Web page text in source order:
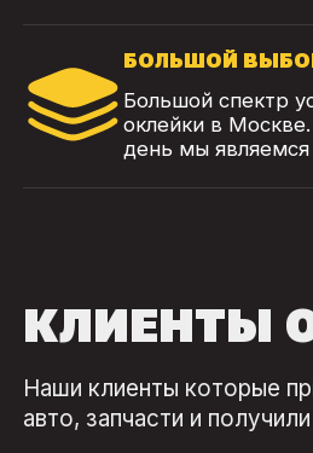
БОЛЬШОЙ
Большой спектр
оклейки в
день мы
КЛИЕНТЫ
Наши клиенты которые
авто, запчасти и